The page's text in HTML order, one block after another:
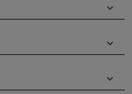
keyboard_arrow_down
keyboard_arrow_down
keyboard_arrow_down